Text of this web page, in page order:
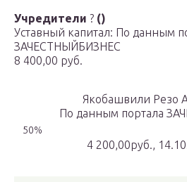
Учредители ? ()
Уставный капитал: По данным
ЗАЧЕСТНЫЙБИЗНЕС
8 400,00 руб.
50%
Якобашвили Резо
По данным портала
4 200,00руб.,